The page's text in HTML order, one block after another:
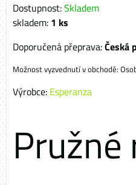
Dostupnost:Skladem
skladem: 1 ks
Česká
Výrobce: Esperanza